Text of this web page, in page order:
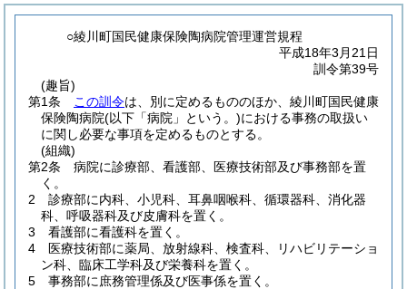
○綾川町国民健康保険陶病院管理運営規程
平成18年3月21日
訓令第39号
(趣旨)
第1条
この訓令は、別に定めるもののほか、綾川町国民健康
保険陶病院(以下「病院」という。)における事務の取扱い
に関し必要な事項を定めるものとする。
(組織)
第2条
病院に診療部、看護部、医療技術部及び事務部を置
く。
2
診療部に内科、小児科、耳鼻咽喉科、循環器科、消化器
科、呼吸器科及び皮膚科を置く。
3
看護部に看護科を置く。
4
医療技術部に薬局、放射線科、検査科、リハビリテーショ
ン科、臨床工学科及び栄養科を置く。
5
事務部に庶務管理係及び医事係を置く。